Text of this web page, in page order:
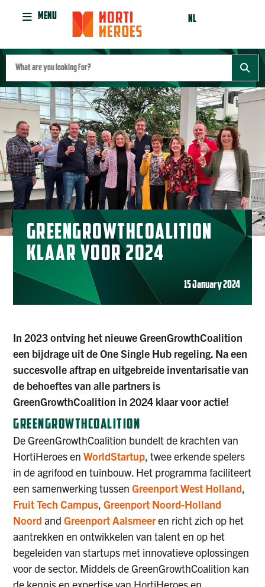
MENU NL
GREENGROWTHCOALITION
KLAAR VOOR 2024
15 January 2024
In 2023 ontving het nieuwe GreenGrowthCoalition
een bijdrage uit de One Single Hub regeling. Na een
succesvolle aftrap en uitgebreide inventarisatie van
de behoeftes van alle partners is
GreenGrowthCoalition in 2024 klaar voor actie!
GREENGROWTHCOALITION
De GreenGrowthCoalition bundelt de krachten van
HortiHeroes enWorldStartup, twee erkende spelers
in de agrifood en tuinbouw. Het programma faciliteert
een samenwerking tussenGreenport West Holland,
Fruit Tech Campus,Greenport Noord-Holland
Noord andGreenport Aalsmeeren richt zich op het
aantrekken en ontwikkelen van talent en op het
begeleiden van startups met innovatieve oplossingen
voor de sector. Middels de GreenGrowthCoalition kan